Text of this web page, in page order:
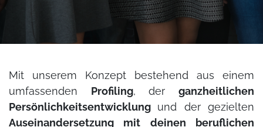
Mit unserem Konzept bestehend aus einem
umfassenden Profiling, derganzheitlichen
Persönlichkeitsentwicklung und der gezielten
Auseinandersetzung mit deinen beruflichen